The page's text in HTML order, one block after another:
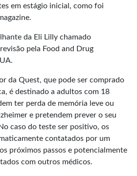
em estágio inicial, como foi
da Eli Lilly chamado
pela Food and Drug
da Quest, que pode ser comprado
é destinado a adultos com 18
ter perda de memória leve ou
e pretendem prever o seu
caso do teste ser positivo, os
contatados por um
próximos passos e potencialmente
com outros médicos.